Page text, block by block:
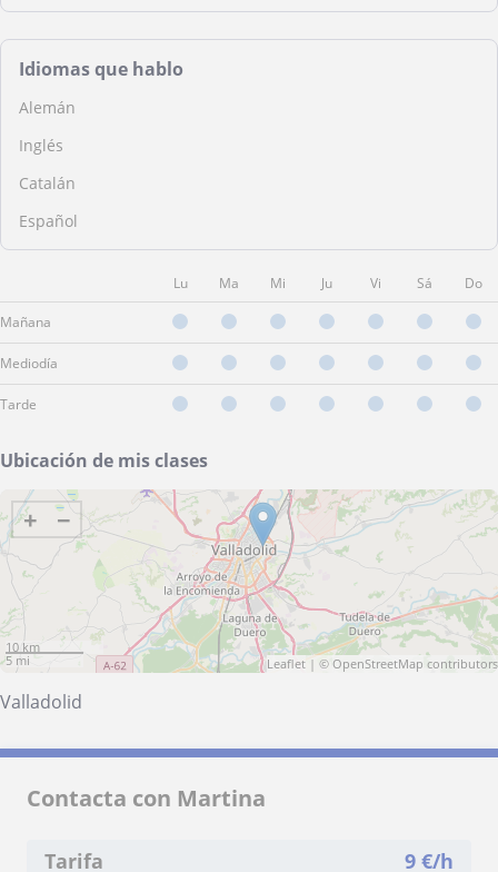
Idiomas que hablo
Alemán
Inglés
Catalán
Español
Lu Ma Mi Ju Vi Sá Do
Mañana
Mediodía
Tarde
Ubicación de mis clases
+ −
10 km
5 mi
Leaflet | © OpenStreetMap contributors
Valladolid
Contacta con Martina
Tarifa 9 €/h